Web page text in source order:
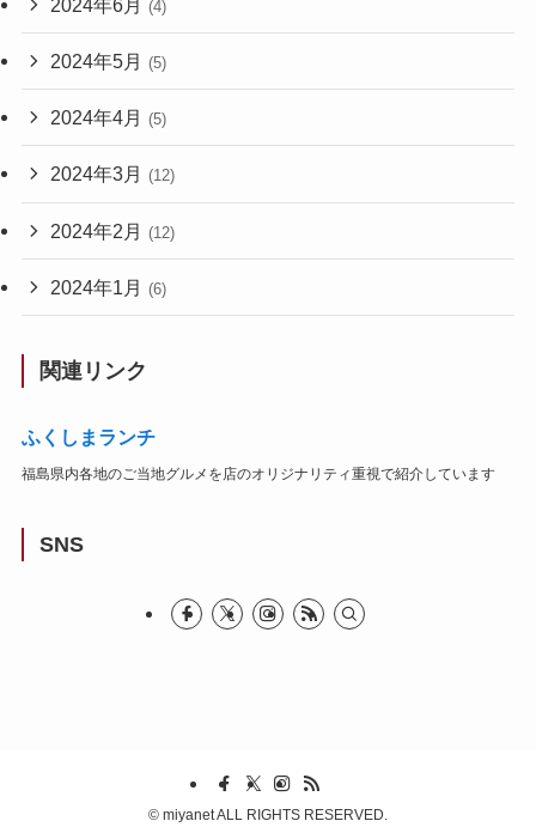
2024年6月 (4)
2024年5月 (5)
2024年4月 (5)
2024年3月 (12)
2024年2月 (12)
2024年1月 (6)
関連リンク
ふくしまランチ
福島県内各地のご当地グルメを店のオリジナリティ重視で紹介しています
SNS
© miyanet ALL RIGHTS RESERVED.